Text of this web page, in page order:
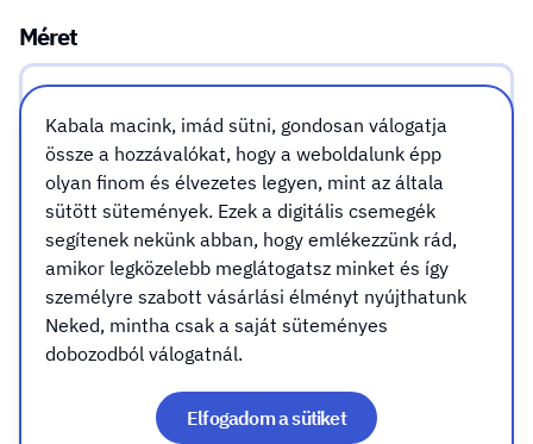
Méret
A3 (297x420mm)
A2 420x594mm)
A1 (594x841mm)
Kabala macink, imád sütni, gondosan válogatja
össze a hozzávalókat, hogy a weboldalunk épp
olyan finom és élvezetes legyen, mint az általa
sütött sütemények. Ezek a digitális csemegék
segítenek nekünk abban, hogy emlékezzünk rád,
amikor legközelebb meglátogatsz minket és így
személyre szabott vásárlási élményt nyújthatunk
Neked, mintha csak a saját süteményes
dobozodból válogatnál.
Elfogadom a sütiket